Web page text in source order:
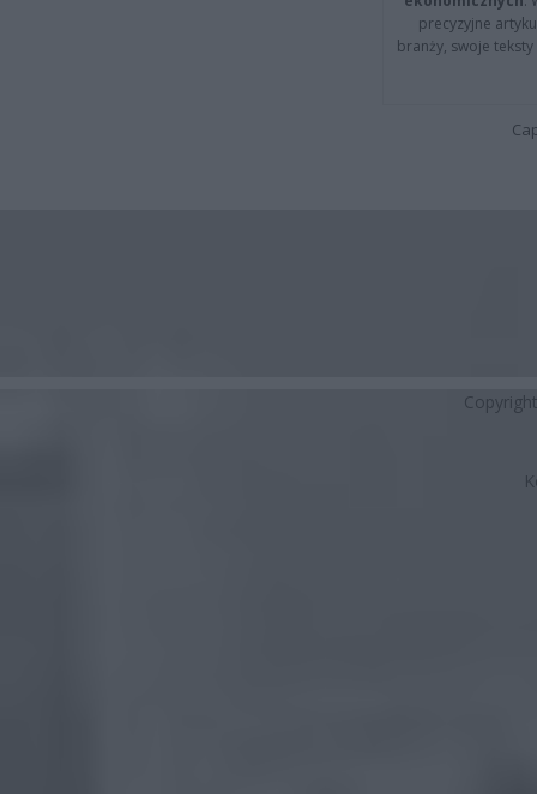
precyzyjne
branży, swoje